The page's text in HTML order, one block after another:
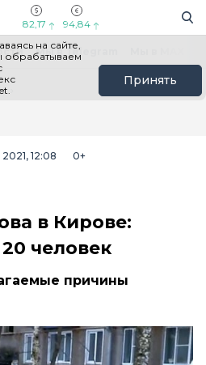
82,17 94,84
на сайте,
обрабатываем
Принять
Мы в Telegram
12:08 0+
в Кирове:
человек
причины